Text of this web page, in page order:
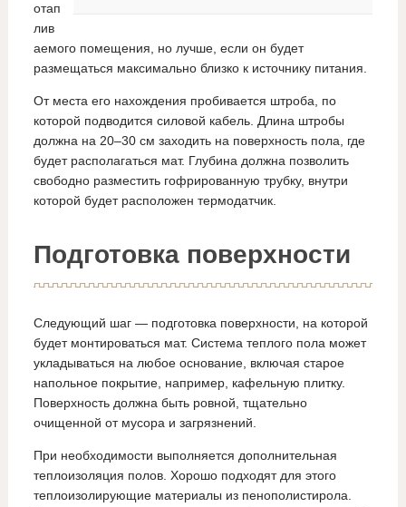
отап
лив
аемого помещения, но лучше, если он будет
размещаться максимально близко к источнику питания.
От места его нахождения пробивается штроба, по
которой подводится силовой кабель. Длина штробы
должна на 20–30 см заходить на поверхность пола, где
будет располагаться мат. Глубина должна позволить
свободно разместить гофрированную трубку, внутри
которой будет расположен термодатчик.
Подготовка поверхности
Следующий шаг — подготовка поверхности, на которой
будет монтироваться мат. Система теплого пола может
укладываться на любое основание, включая старое
напольное покрытие, например, кафельную плитку.
Поверхность должна быть ровной, тщательно
очищенной от мусора и загрязнений.
При необходимости выполняется дополнительная
теплоизоляция полов. Хорошо подходят для этого
теплоизолирующие материалы из пенополистирола.